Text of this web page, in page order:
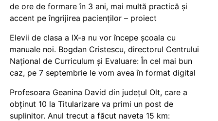
de ore de formare în 3 ani, mai multă practică și
accent pe îngrijirea pacienților – proiect
Elevii de clasa a IX-a nu vor începe școala cu
manuale noi. Bogdan Cristescu, directorul Centrului
Național de Curriculum și Evaluare: În cel mai bun
caz, pe 7 septembrie le vom avea în format digital
Profesoara Geanina David din județul Olt, care a
obținut 10 la Titularizare va primi un post de
suplinitor. Anul trecut a făcut naveta 15 km: